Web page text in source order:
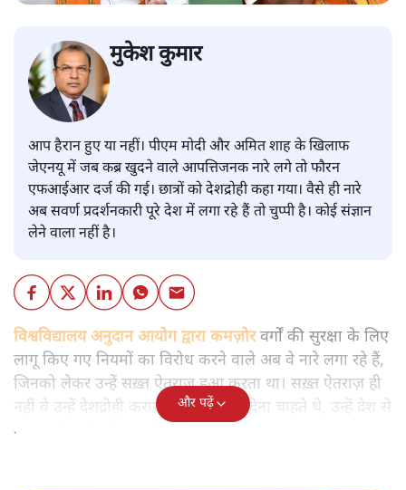
मुकेश कुमार
आप हैरान हुए या नहीं। पीएम मोदी और अमित शाह के खिलाफ
जेएनयू में जब कब्र खुदने वाले आपत्तिजनक नारे लगे तो फौरन
एफआईआर दर्ज की गई। छात्रों को देशद्रोही कहा गया। वैसे ही नारे
अब सवर्ण प्रदर्शनकारी पूरे देश में लगा रहे हैं तो चुप्पी है। कोई संज्ञान
लेने वाला नहीं है।
विश्वविद्यालय अनुदान आयोग द्वारा कमज़ोरवर्गों की सुरक्षा के लिए
लागू किए गए नियमों का विरोध करने वाले अब वे नारे लगा रहे हैं,
जिनको लेकर उन्हें सख़्त ऐतराज़ हुआ करता था। सख़्त ऐतराज़ ही
नहीं वे उन्हें देशद्रोही करार देकर जेल भेज देना चाहते थे, उन्हें देश से
बाहर चले जाने को कह रहे थे।
और पढ़ें